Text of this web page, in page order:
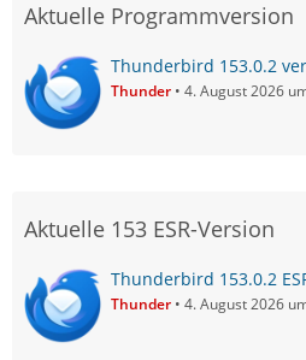
Aktuelle Programmversion
Thunderbird 153.0.2
Thunder 4. August 2026
Aktuelle 153 ESR-Version
Thunderbird 153.0.2
Thunder 4. August 2026